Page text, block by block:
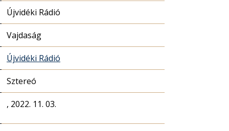
Újvidéki Rádió
Vajdaság
Újvidéki Rádió
Sztereó
, 2022. 11. 03.